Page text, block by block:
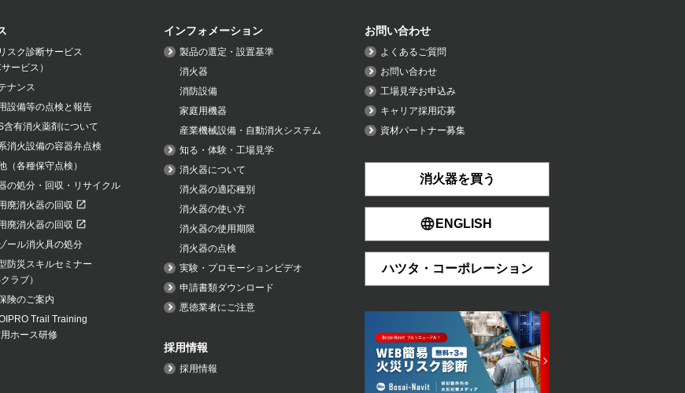
スク診断サービス
サービス）
ナンス
設備等の点検と報告
含有消火薬剤について
消火設備の容器弁点検
（各種保守点検）
の処分・回収・リサイクル
廃消火器の回収
廃消火器の回収
ール消火具の処分
防災スキルセミナー
ラブ）
険のご案内
Trail Training
用ホース研修
インフォメーション
製品の選定・設置基準
消火器
消防設備
家庭用機器
産業機械設備・自動消火システム
知る・体験・工場見学
消火器について
消火器の適応種別
消火器の使い方
消火器の使用期限
消火器の点検
実験・プロモーションビデオ
申請書類ダウンロード
悪徳業者にご注意
採用情報
採用情報
お問い合わせ
よくあるご質問
お問い合わせ
工場見学お申込み
キャリア採用応募
資材パートナー募集
消火器を買う
ENGLISH
ハツタ・コーポレーション